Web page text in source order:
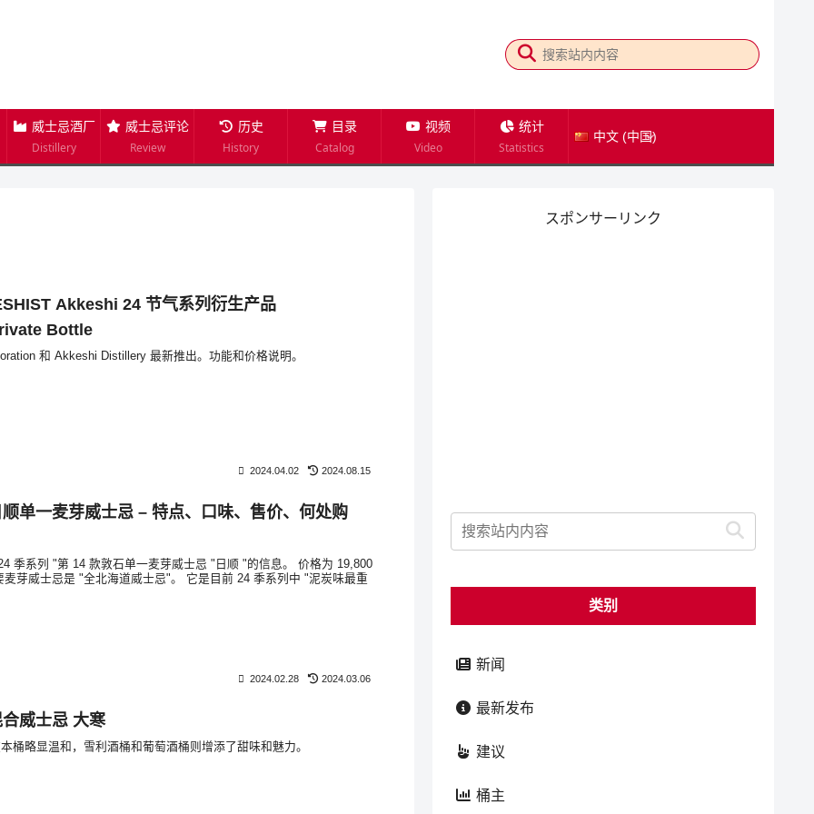
威士忌酒厂
Distillery
威士忌评论
Review
历史
History
目录
Catalog
视频
Video
统计
Statistics
中文 (中国)
Akkeshi 24 节气系列衍生产品
Bottle
和 Akkeshi Distillery 最新推出。功能和价格说明。
2024.04.02 2024.08.15
单一麦芽威士忌 – 特点、口味、售价、何处购
季系列 "第 14 款敦石单一麦芽威士忌 "日顺 "的信息。 价格为 19,800
芽威士忌是 "全北海道威士忌"。 它是目前 24 季系列中 "泥炭味最重
2024.02.28 2024.03.06
威士忌 大寒
桶略显温和，雪利酒桶和葡萄酒桶则增添了甜味和魅力。
スポンサーリンク
类别
新闻
最新发布
建议
桶主